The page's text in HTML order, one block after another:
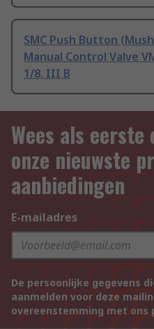
SMC Push Button
Manual Control Valve
1/8, III B
Wees als
onze nieuwste
aanbiedingen
E-mailadres
De persoonlijke gegevens
aanmelden voor deze
overeenstemming met ons